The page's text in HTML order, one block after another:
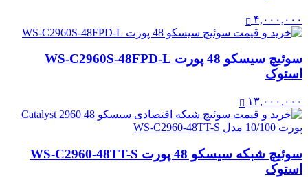
۴,۰۰۰,۰۰۰
سوئیچ سیسکو 48 پورت WS-C2960S-48FPD-L
استوک
۱۳,۰۰۰,۰۰۰
سوئیچ شبکه سیسکو 48 پورت WS-C2960-48TT-S
استوک